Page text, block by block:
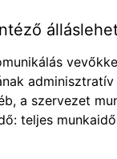
adminisztratív
a szervezet
teljes